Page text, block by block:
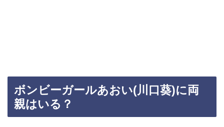
ボンビーガールあおい(川口葵)に両
親はいる？